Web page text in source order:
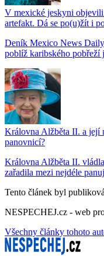
V mexické jeskyni
artefakt. Dá se po(u)žít i
Deník Mexico News
poblíž karibského
Královna Alžběta II. a její
panovnicí?
Královna Alžběta II.
zařadila mezi nejdéle
Tento článek byl
NESPECHEJ.cz - web
Všechny články tohoto